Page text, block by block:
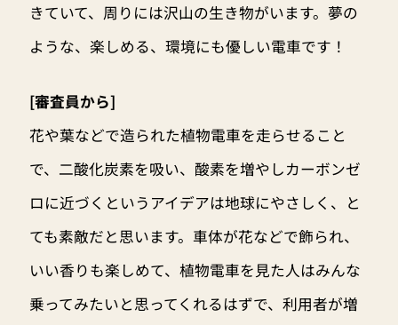
きていて、周りには沢山の生き物がいます。夢の
ような、楽しめる、環境にも優しい電車です！
[審査員から]
花や葉などで造られた植物電車を走らせること
で、二酸化炭素を吸い、酸素を増やしカーボンゼ
ロに近づくというアイデアは地球にやさしく、と
ても素敵だと思います。車体が花などで飾られ、
いい香りも楽しめて、植物電車を見た人はみんな
乗ってみたいと思ってくれるはずで、利用者が増